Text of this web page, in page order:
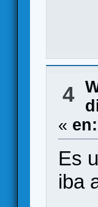
4
« en:
Es
iba